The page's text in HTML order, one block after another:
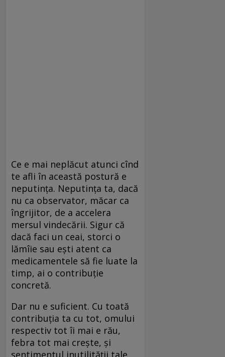
Ce e mai neplăcut atunci cînd
te afli în această postură e
neputinţa. Neputinţa ta, dacă
nu ca observator, măcar ca
îngrijitor, de a accelera
mersul vindecării. Sigur că
dacă faci un ceai, storci o
lămîie sau eşti atent ca
medicamentele să fie luate la
timp, ai o contribuţie
concretă.
Dar nu e suficient. Cu toată
contribuţia ta cu tot, omului
respectiv tot îi mai e rău,
febra tot mai creşte, şi